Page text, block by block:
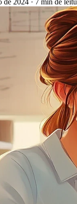
de 2024 · 7 min de